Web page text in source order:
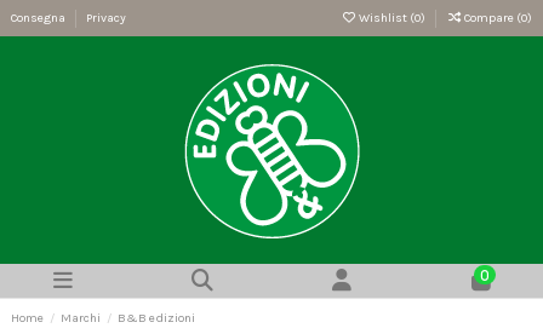
Consegna Privacy Wishlist (0) Compare (0)
0
Home Marchi B&B edizioni